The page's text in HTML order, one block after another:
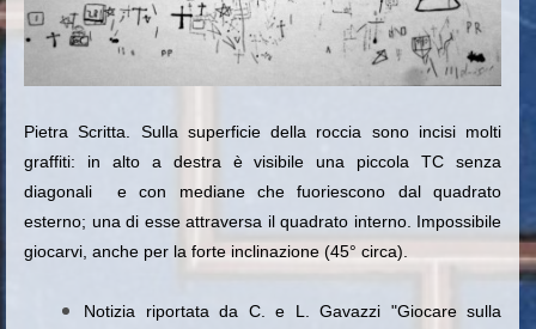
Pietra Scritta. Sulla superficie della roccia sono incisi molti
graffiti: in alto a destra è visibile una piccola TC senza
diagonali e con mediane che fuoriescono dal quadrato
esterno; una di esse attraversa il quadrato interno. Impossibile
giocarvi, anche per la forte inclinazione (45° circa).
Notizia riportata da C. e L. Gavazzi "Giocare sulla